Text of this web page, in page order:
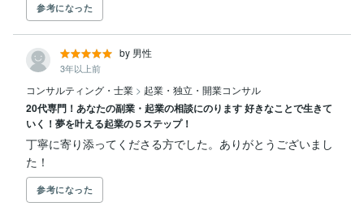
参考になった
by 男性
3年以上前
コンサルティング・士業 > 起業・独立・開業コンサル
20代専門！あなたの副業・起業の相談にのります 好きなことで生きて
いく！夢を叶える起業の５ステップ！
丁寧に寄り添ってくださる方でした。ありがとうございまし
た！
参考になった